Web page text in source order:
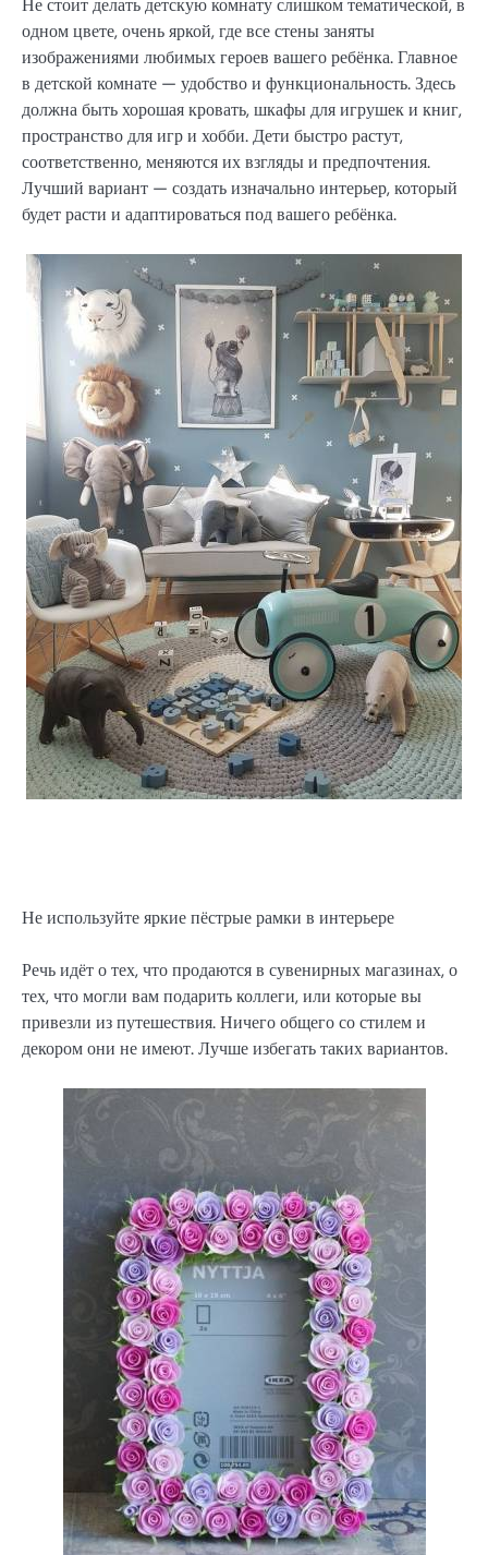
Не стоит делать детскую комнату слишком тематической, в
одном цвете, очень яркой, где все стены заняты
изображениями любимых героев вашего ребёнка. Главное
в детской комнате — удобство и функциональность. Здесь
должна быть хорошая кровать, шкафы для игрушек и книг,
пространство для игр и хобби. Дети быстро растут,
соответственно, меняются их взгляды и предпочтения.
Лучший вариант — создать изначально интерьер, который
будет расти и адаптироваться под вашего ребёнка.
Не используйте яркие пёстрые рамки в интерьере
Речь идёт о тех, что продаются в сувенирных магазинах, о
тех, что могли вам подарить коллеги, или которые вы
привезли из путешествия. Ничего общего со стилем и
декором они не имеют. Лучше избегать таких вариантов.